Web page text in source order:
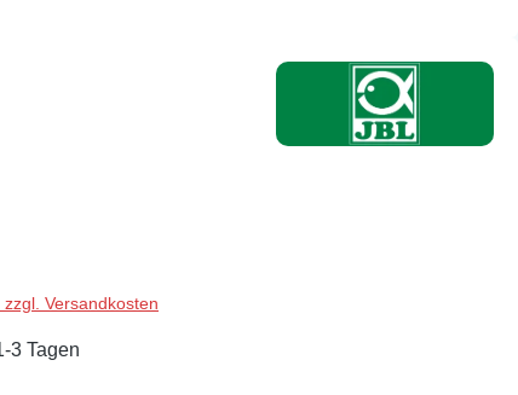
Versandkosten
3 Tagen